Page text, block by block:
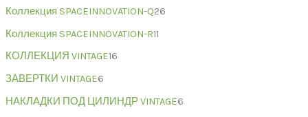
Коллекция SPACEINNOVATION-Q26
Коллекция SPACEINNOVATION-R11
КОЛЛЕКЦИЯ VINTAGE16
ЗАВЕРТКИ VINTAGE6
НАКЛАДКИ ПОД ЦИЛИНДР VINTAGE6